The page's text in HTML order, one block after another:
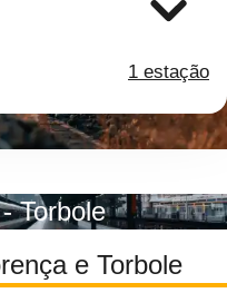
1 estação
Torbole
e Torbole